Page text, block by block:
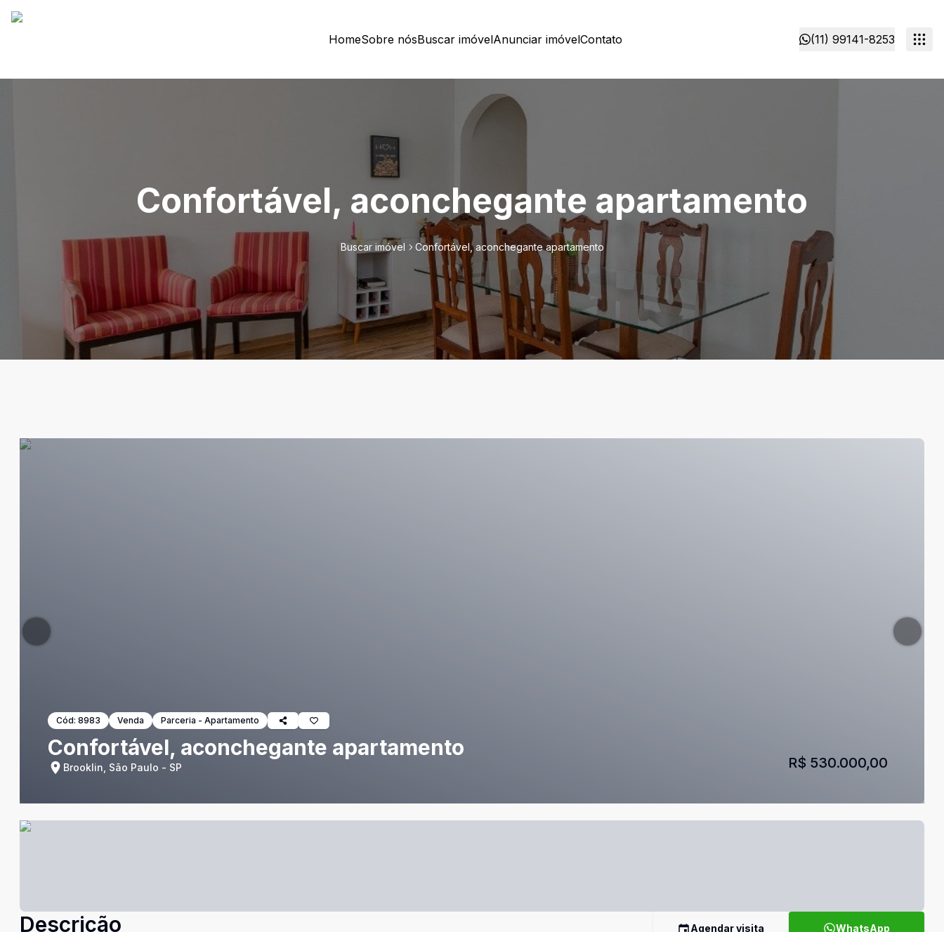
HomeSobre nósBuscar imóvelAnunciar imóvelContato (11) 99141-8253
Confortável, aconchegante apartamento
Buscar imóvel Confortável, aconchegante apartamento
Cód: 8983 Venda Parceria - Apartamento
Confortável, aconchegante apartamento
Brooklin, São Paulo - SP R$ 530.000,00
Descrição Agendar visita WhatsApp